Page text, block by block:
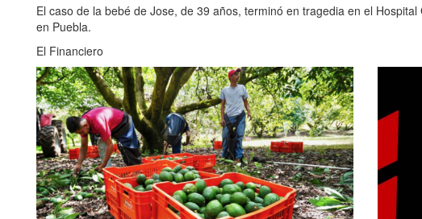
El caso de la bebé de Jose, de 39 años, terminó en tragedia en el
en Puebla.
El Financiero